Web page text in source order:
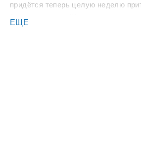
придётся теперь целую неделю
рада). Главное, чтобы никто не
ЕЩЕ